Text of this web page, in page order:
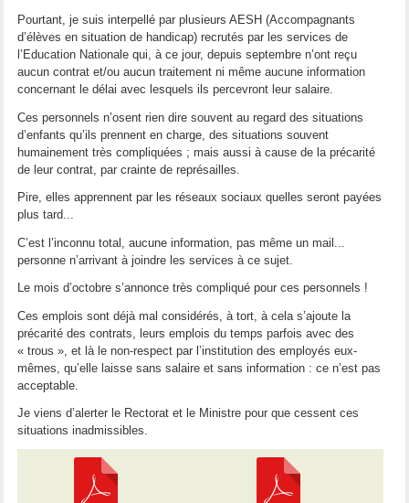
Pourtant, je suis interpellé par plusieurs AESH (Accompagnants
d’élèves en situation de handicap) recrutés par les services de
l’Education Nationale qui, à ce jour, depuis septembre n’ont reçu
aucun contrat et/ou aucun traitement ni même aucune information
concernant le délai avec lesquels ils percevront leur salaire.
Ces personnels n’osent rien dire souvent au regard des situations
d’enfants qu’ils prennent en charge, des situations souvent
humainement très compliquées ; mais aussi à cause de la précarité
de leur contrat, par crainte de représailles.
Pire, elles apprennent par les réseaux sociaux quelles seront payées
plus tard...
C’est l’inconnu total, aucune information, pas même un mail...
personne n’arrivant à joindre les services à ce sujet.
Le mois d’octobre s’annonce très compliqué pour ces personnels !
Ces emplois sont déjà mal considérés, à tort, à cela s’ajoute la
précarité des contrats, leurs emplois du temps parfois avec des
« trous », et là le non-respect par l’institution des employés eux-
mêmes, qu’elle laisse sans salaire et sans information : ce n’est pas
acceptable.
Je viens d’alerter le Rectorat et le Ministre pour que cessent ces
situations inadmissibles.